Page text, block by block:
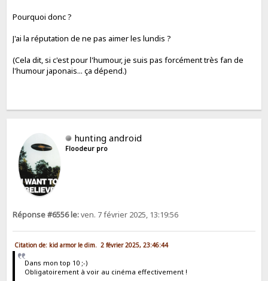
Pourquoi donc ?
J'ai la réputation de ne pas aimer les lundis ?
(Cela dit, si c'est pour l'humour, je suis pas forcément très fan de
l'humour japonais... ça dépend.)
hunting android
Floodeur pro
Réponse #6556 le:ven. 7 février 2025, 13:19:56
Citation de: kid armor le dim. 2 février 2025, 23:46:44
Dans mon top 10 ;-)
Obligatoirement à voir au cinéma effectivement !